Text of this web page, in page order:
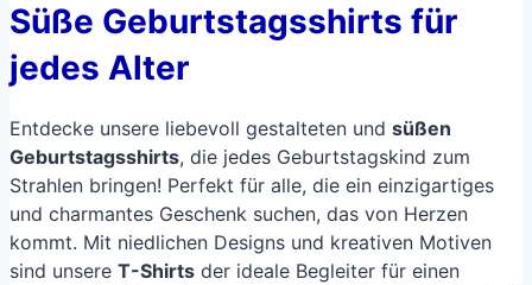
Süße Geburtstagsshirts für
jedes Alter
Entdecke unsere liebevoll gestalteten und süßen
Geburtstagsshirts, die jedes Geburtstagskind zum
Strahlen bringen! Perfekt für alle, die ein einzigartiges
und charmantes Geschenk suchen, das von Herzen
kommt. Mit niedlichen Designs und kreativen Motiven
sind unsere T-Shirts der ideale Begleiter für einen